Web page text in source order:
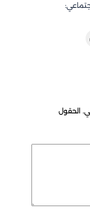
الحقول